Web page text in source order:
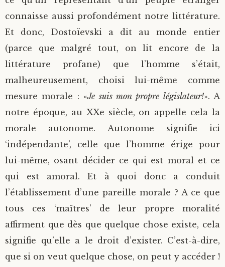
connaisse aussi profondément notre littérature.
Et donc, Dostoïevski a dit au monde entier
(parce que malgré tout, on lit encore de la
littérature profane) que l’homme s’était,
malheureusement, choisi lui-même comme
mesure morale : «Je suis mon propre législateur!». A
notre époque, au XXe siècle, on appelle cela la
morale autonome. Autonome signifie ici
‘indépendante’, celle que l’homme érige pour
lui-même, osant décider ce qui est moral et ce
qui est amoral. Et à quoi donc a conduit
l’établissement d’une pareille morale ? A ce que
tous ces ‘maîtres’ de leur propre moralité
affirment que dès que quelque chose existe, cela
signifie qu’elle a le droit d’exister. C’est-à-dire,
que si on veut quelque chose, on peut y accéder !